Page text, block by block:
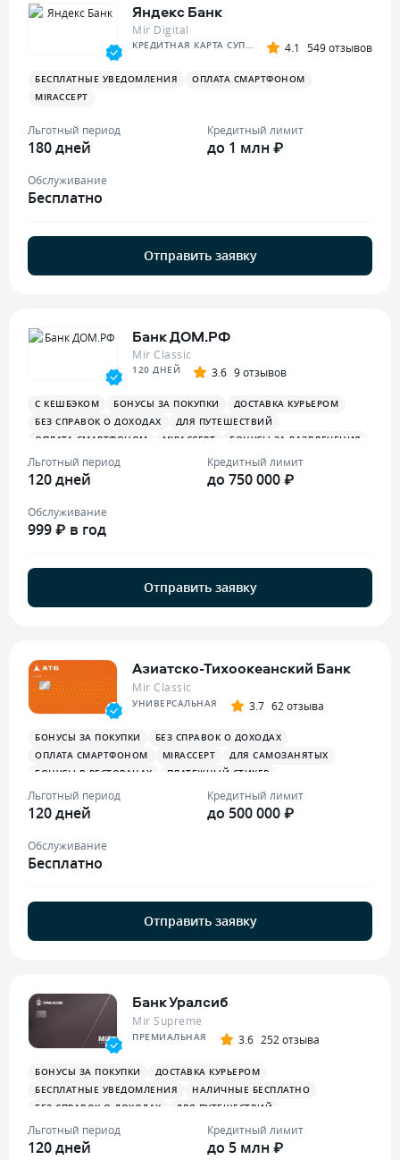
Яндекс Банк
Mir Digital
КРЕДИТНАЯ КАРТА СУПЕР СПЛИТА 4.1 549 отзывов
БЕСПЛАТНЫЕ УВЕДОМЛЕНИЯ
ОПЛАТА СМАРТФОНОМ
MIRACCEPT
Льготный период
180 дней
Кредитный лимит
до 1 млн ₽
Обслуживание
Бесплатно
Отправить заявку
Банк ДОМ.РФ
Mir Classic
120 ДНЕЙ 3.6 9 отзывов
С КЕШБЭКОМ БОНУСЫ ЗА ПОКУПКИ
ДОСТАВКА КУРЬЕРОМ
БЕЗ СПРАВОК О ДОХОДАХ
ДЛЯ ПУТЕШЕСТВИЙ
ОПЛАТА СМАРТФОНОМ
MIRACCEPT
БОНУСЫ ЗА РАЗВЛЕЧЕНИЯ
БОНУСЫ В РЕСТОРАНАХ
Льготный период
120 дней
Кредитный лимит
до 750 000 ₽
Обслуживание
999 ₽ в год
Отправить заявку
Азиатско-Тихоокеанский Банк
Mir Classic
УНИВЕРСАЛЬНАЯ 3.7 62 отзыва
БОНУСЫ ЗА ПОКУПКИ
БЕЗ СПРАВОК О ДОХОДАХ
ОПЛАТА СМАРТФОНОМ
MIRACCEPT
ДЛЯ САМОЗАНЯТЫХ
БОНУСЫ В РЕСТОРАНАХ
ПЛАТЕЖНЫЙ СТИКЕР
Льготный период
120 дней
Кредитный лимит
до 500 000 ₽
Обслуживание
Бесплатно
Отправить заявку
Банк Уралсиб
Mir Supreme
ПРЕМИАЛЬНАЯ 3.6 252 отзыва
БОНУСЫ ЗА ПОКУПКИ
ДОСТАВКА КУРЬЕРОМ
БЕСПЛАТНЫЕ УВЕДОМЛЕНИЯ
НАЛИЧНЫЕ БЕСПЛАТНО
БЕЗ СПРАВОК О ДОХОДАХ
ДЛЯ ПУТЕШЕСТВИЙ
ОПЛАТА СМАРТФОНОМ
MIRACCEPT
БИЗНЕС-ЗАЛЫ
БЕСПЛАТНАЯ ТУРИСТИЧЕСКАЯ СТРАХОВКА
Льготный период
120 дней
Кредитный лимит
до 5 млн ₽